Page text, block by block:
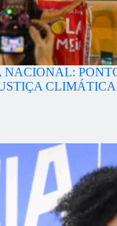
NACIONAL:
CLIMÁTICA